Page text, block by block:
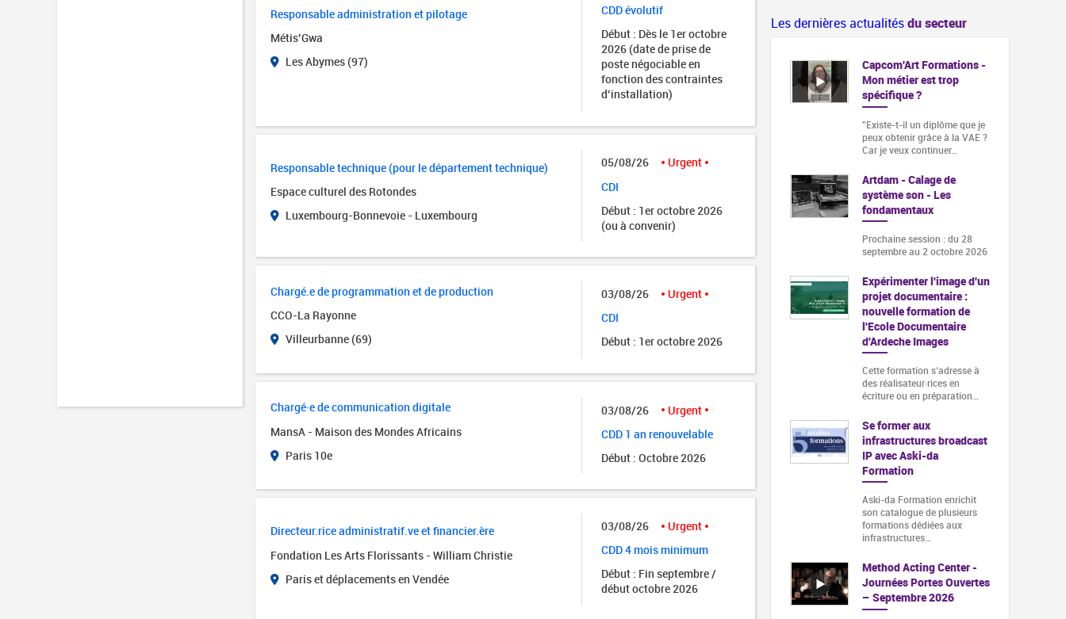
Responsable administration et pilotage
Métis’Gwa
Les Abymes (97)
CDD évolutif
Début : Dès le 1er octobre
2026 (date de prise de
poste négociable en
fonction des contraintes
d’installation)
Responsable technique (pour le département technique)
Espace culturel des Rotondes
Luxembourg-Bonnevoie - Luxembourg
05/08/26
Urgent
CDI
Début : 1er octobre 2026
(ou à convenir)
Chargé.e de programmation et de production
CCO-La Rayonne
Villeurbanne (69)
03/08/26
Urgent
CDI
Début : 1er octobre 2026
Chargé·e de communication digitale
MansA - Maison des Mondes Africains
Paris 10e
03/08/26
Urgent
CDD 1 an renouvelable
Début : Octobre 2026
Directeur.rice administratif.ve et financier.ère
Fondation Les Arts Florissants - William Christie
Paris et déplacements en Vendée
03/08/26
Urgent
CDD 4 mois minimum
Début : Fin septembre /
début octobre 2026
Les dernières actualitésdu secteur
Capcom'Art Formations -
Mon métier est trop
spécifique ?
"Existe-t-il un diplôme que je
peux obtenir grâce à la VAE ?
Car je veux continuer…
Artdam - Calage de
système son - Les
fondamentaux
Prochaine session : du 28
septembre au 2 octobre 2026
Expérimenter l'image d'un
projet documentaire :
nouvelle formation de
l'Ecole Documentaire
d'Ardeche Images
Cette formation s‘adresse à
des réalisateur·rices en
écriture ou en préparation…
Se former aux
infrastructures broadcast
IP avec Aski-da
Formation
Aski-da Formation enrichit
son catalogue de plusieurs
formations dédiées aux
infrastructures…
Method Acting Center -
Journées Portes Ouvertes
– Septembre 2026